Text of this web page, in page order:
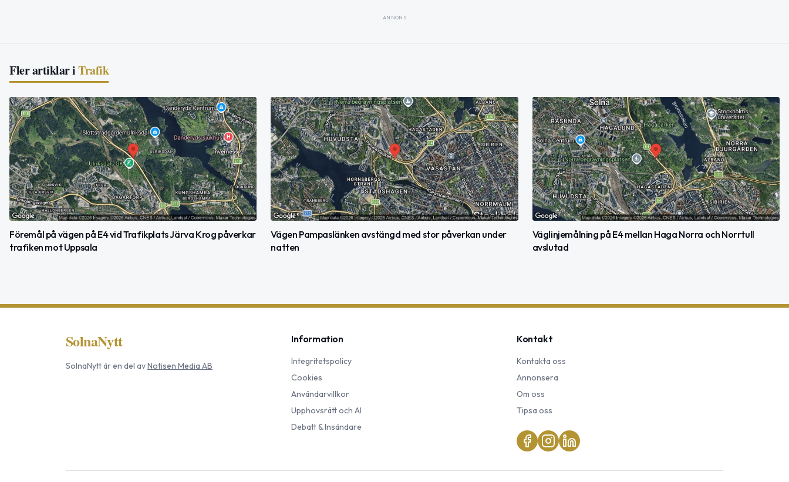
ANNONS
Fler artiklar iTrafik
Föremål på vägen på E4 vid Trafikplats Järva Krog påverkar
trafiken mot Uppsala
Vägen Pampaslänken avstängd med stor påverkan under
natten
Väglinjemålning på E4 mellan Haga Norra och Norrtull
avslutad
SolnaNytt
SolnaNyttär en del avNotisen Media AB
Information
Integritetspolicy
Cookies
Användarvillkor
Upphovsrätt och AI
Debatt & Insändare
Kontakt
Kontakta oss
Annonsera
Om oss
Tipsa oss